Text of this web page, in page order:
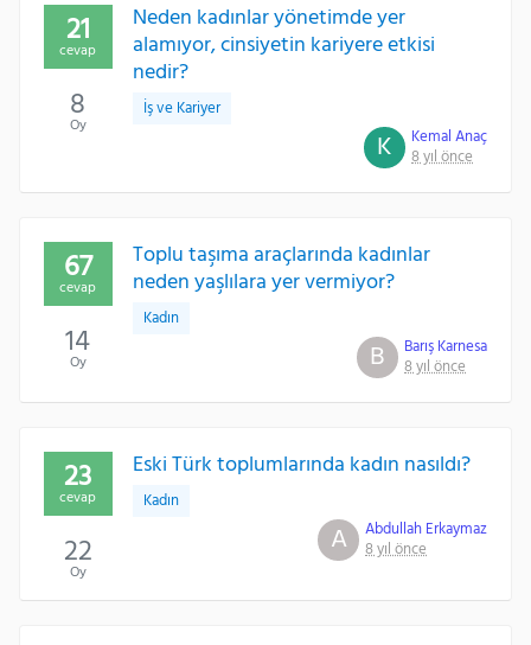
Neden kadınlar yönetimde yer
alamıyor, cinsiyetin kariyere etkisi
nedir?
İş ve Kariyer
K
Kemal Anaç
8 yıl önce
21
cevap
8
Oy
Toplu taşıma araçlarında kadınlar
neden yaşlılara yer vermiyor?
Kadın
B
Barış Karnesa
8 yıl önce
67
cevap
14
Oy
Eski Türk toplumlarında kadın nasıldı?
Kadın
A
Abdullah Erkaymaz
8 yıl önce
23
cevap
22
Oy